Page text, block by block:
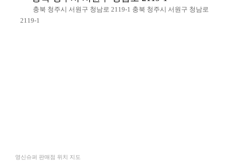
충북 청주시 서원구 청남로 2119-1 충북 청주시 서원구 청남로
2119-1
영신슈퍼 판매점 위치 지도